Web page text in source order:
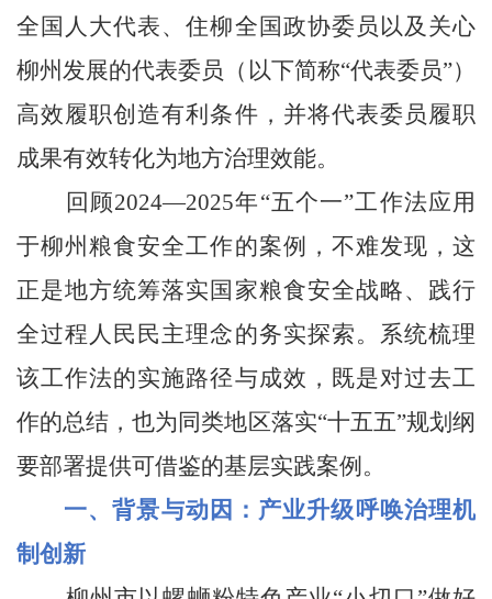
全国人大代表、住柳全国政协委员以及关心
柳州发展的代表委员（以下简称“代表委员”）
高效履职创造有利条件，并将代表委员履职
成果有效转化为地方治理效能。
回顾2024—2025年“五个一”工作法应用
于柳州粮食安全工作的案例，不难发现，这
正是地方统筹落实国家粮食安全战略、践行
全过程人民民主理念的务实探索。系统梳理
该工作法的实施路径与成效，既是对过去工
作的总结，也为同类地区落实“十五五”规划纲
要部署提供可借鉴的基层实践案例。
一、背景与动因：产业升级呼唤治理机
制创新